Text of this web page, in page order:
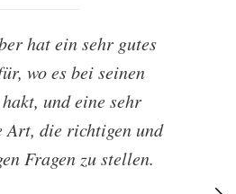
hat ein sehr gutes
wo es bei seinen
und eine sehr
Art, die richtigen und
Fragen zu stellen.